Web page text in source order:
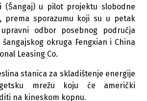
(Šangaj) u pilot projektu slobodne
prema sporazumu koji su u petak
odbor posebnog područja
šangajskog okruga Fengxian i China
Leasing Co.
stanica za skladištenje energije
mrežu koju će američki
na kineskom kopnu.